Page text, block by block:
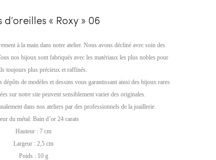
d’oreilles « Roxy » 06
à la main dans notre atelier. Nous avons décliné avec soin des
nos bijoux sont fabriqués avec les matériaux les plus nobles pour
toujours plus précieux et raffinés.
dépôts de modèles et dessins vous garantissant ainsi des bijoux rares
sur notre site peuvent sensiblement varier des originales.
dans nos ateliers par des professionnels de la joaillerie.
du métal: Bain d’or 24 carats
Hauteur : 7 cm
Largeur : 2,5 cm
Poids : 10 g